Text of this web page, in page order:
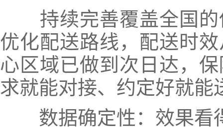
持续完善覆盖全国的
优化配送路线，配送时
心区域已做到次日达，
求就能对接、约定好就能
数据确定性：效果看